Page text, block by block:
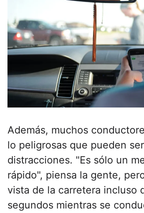
Además, muchos
lo peligrosas que pueden
distracciones. "Es sólo un
rápido", piensa la gente,
vista de la carretera incluso
segundos mientras se